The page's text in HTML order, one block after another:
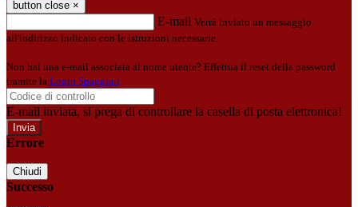
button close ×
E-mail Verrà inviato un messaggio
all'indirizzo indicato con le istruzioni necessarie.
Non hai una e-mail associata al nome utente? Effettua il reset della password
tramite la Login Spaggiari
E-mail inviata, si prega di controllare la casella di posta elettronica!
Errore
Chiudi
Successo